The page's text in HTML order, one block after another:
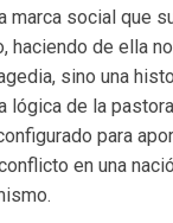
marca social que
haciendo de ella
sino una
lógica de la
para
en una